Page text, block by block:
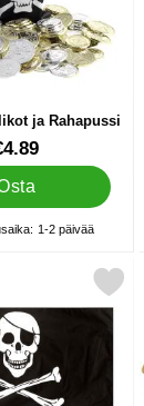
ja Rahapussi
1-2 päivää
musta